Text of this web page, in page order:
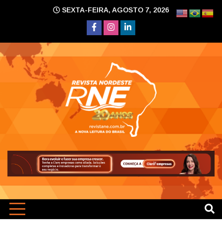
SEXTA-FEIRA, AGOSTO 7, 2026